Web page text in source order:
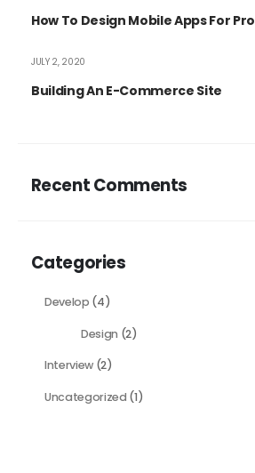
How To Design Mobile Apps For Pro
Building An E-Commerce Site
JULY 2, 2020
Recent Comments
Categories
Develop (4)
Design (2)
Interview(2)
Uncategorized (1)